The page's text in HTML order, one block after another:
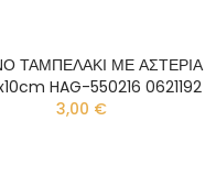
ΤΑΜΠΕΛΑΚΙ ΜΕ ΑΣΤΕΡΙΑ
HAG-550216 0621192
3,00 €